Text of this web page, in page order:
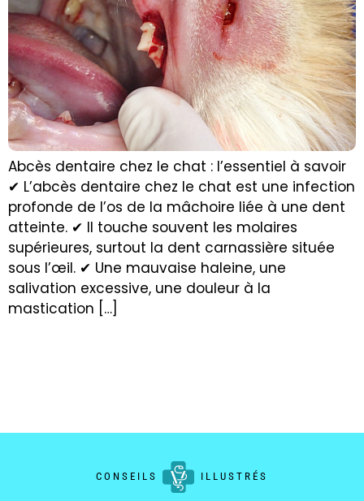
Abcès dentaire chez le chat : l’essentiel à savoir
✔ L’abcès dentaire chez le chat est une infection
profonde de l’os de la mâchoire liée à une dent
atteinte. ✔ Il touche souvent les molaires
supérieures, surtout la dent carnassière située
sous l’œil. ✔ Une mauvaise haleine, une
salivation excessive, une douleur à la
mastication […]
CONSEILS ILLUSTRÉS